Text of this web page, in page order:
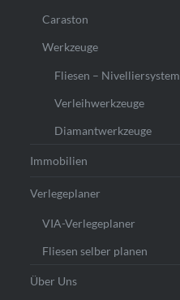
Caraston
Werkzeuge
Fliesen – Nivelliersystem
Verleihwerkzeuge
Diamantwerkzeuge
Immobilien
Verlegeplaner
VIA-Verlegeplaner
Fliesen selber planen
Über Uns